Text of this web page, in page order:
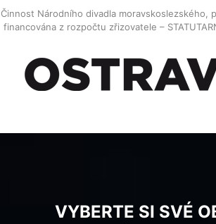
Činnost Národního divadla moravskoslezského,
financována z rozpočtu zřizovatele –
VYBERTE SI SVÉ